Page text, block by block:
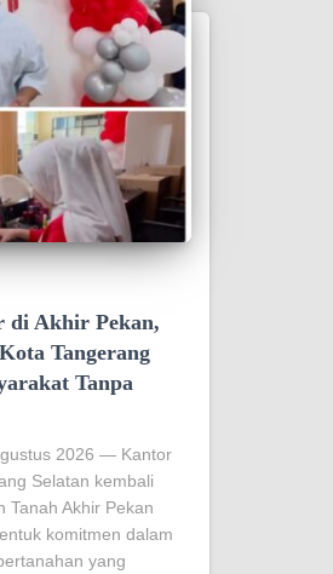
di Akhir Pekan,
Tangerang
Tanpa
2026 — Kantor
Selatan kembali
Tanah Akhir Pekan
komitmen dalam
yang